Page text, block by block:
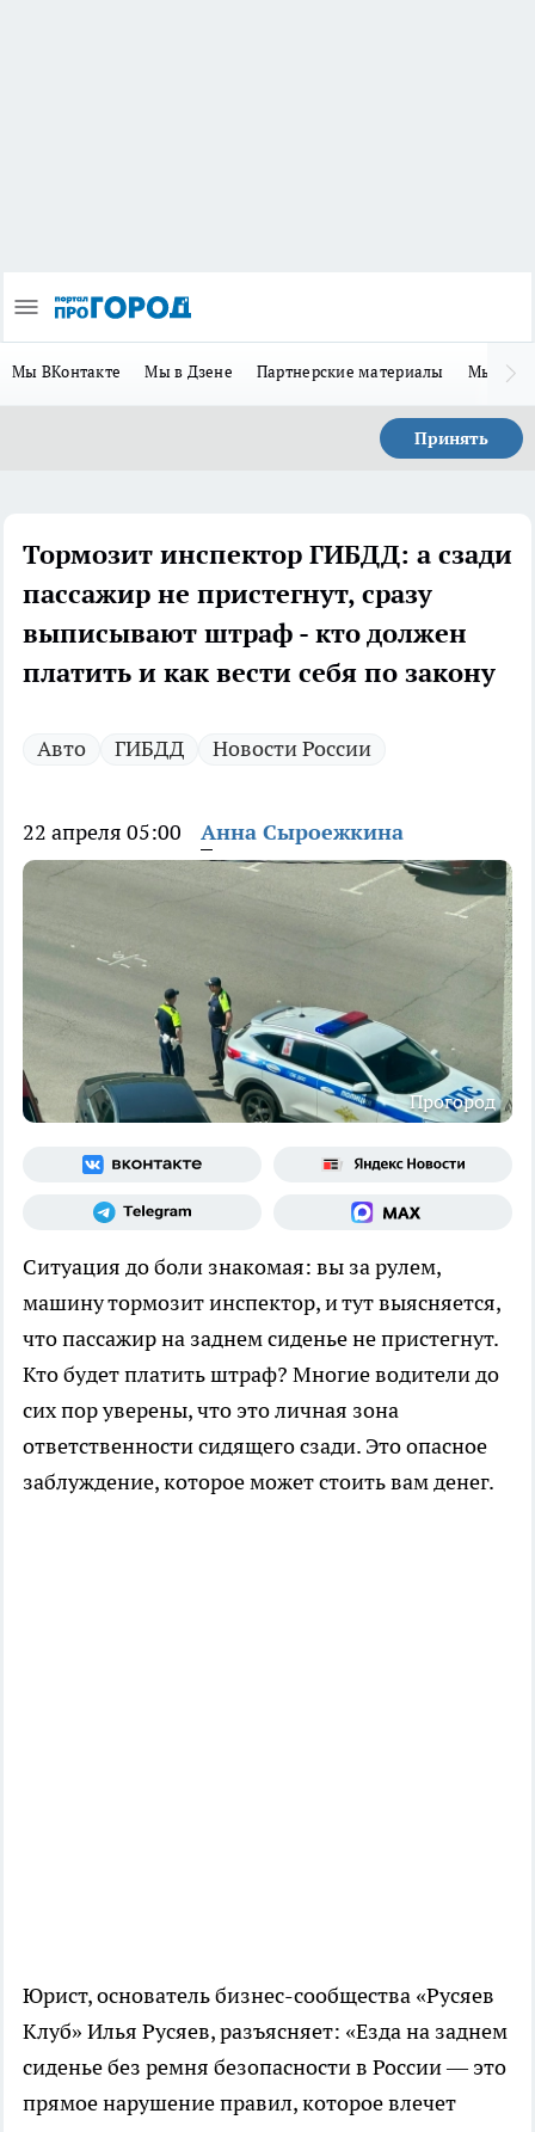
Мы ВКонтакте Мы в Дзене Партнерские материалы Мы в
Принять
Тормозит инспектор ГИБДД: а сзади
пассажир не пристегнут, сразу
выписывают штраф - кто должен
платить и как вести себя по закону
Авто ГИБДД Новости России
22 апреля 05:00 Анна Сыроежкина
Прогород
Ситуация до боли знакомая: вы за рулем,
машину тормозит инспектор, и тут выясняется,
что пассажир на заднем сиденье не пристегнут.
Кто будет платить штраф? Многие водители до
сих пор уверены, что это личная зона
ответственности сидящего сзади. Это опасное
заблуждение, которое может стоить вам денег.
Юрист, основатель бизнес-сообщества «Русяев
Клуб» Илья Русяев, разъясняет: «Езда на заднем
сиденье без ремня безопасности в России — это
прямое нарушение правил, которое влечет